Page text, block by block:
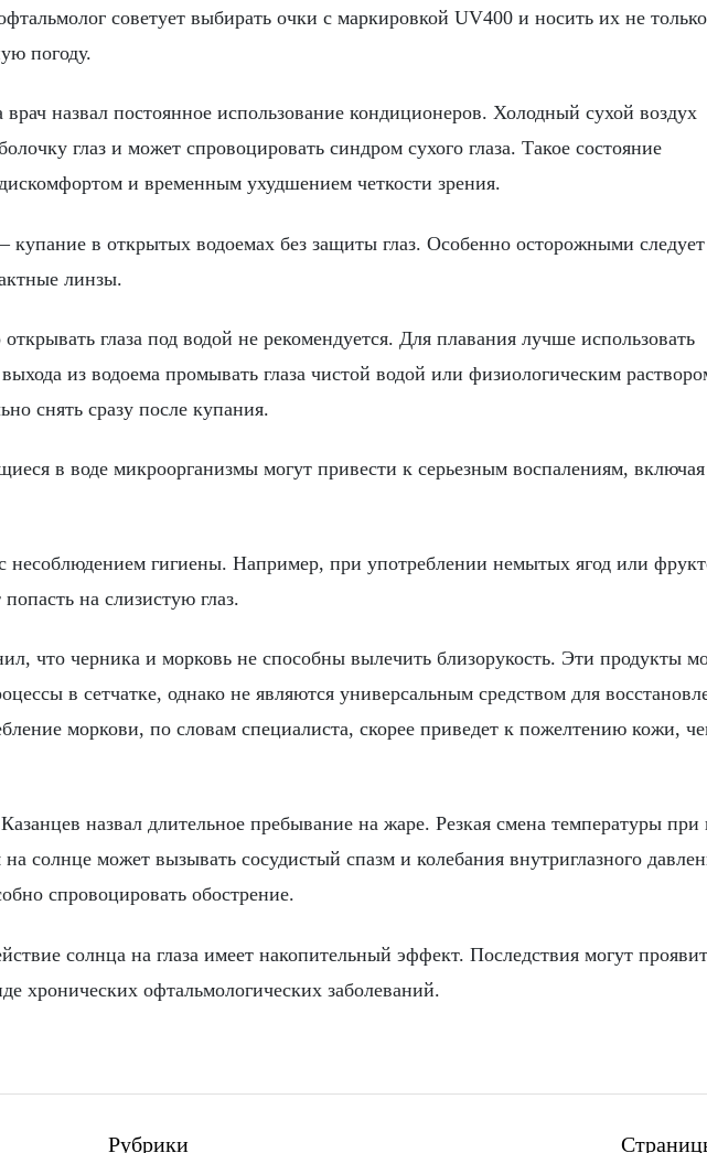
советует выбирать очки с маркировкой UV400 и носить их не
погоду.
назвал постоянное использование кондиционеров. Холодный сухой воздух
глаз и может спровоцировать синдром сухого глаза. Такое состояние
и временным ухудшением четкости зрения.
купание в открытых водоемах без защиты глаз. Особенно осторожными
линзы.
глаза под водой не рекомендуется. Для плавания лучше использовать
из водоема промывать глаза чистой водой или физиологическим
снять сразу после купания.
в воде микроорганизмы могут привести к серьезным воспалениям, включая
несоблюдением гигиены. Например, при употреблении немытых ягод или
на слизистую глаз.
что черника и морковь не способны вылечить близорукость. Эти продукты
в сетчатке, однако не являются универсальным средством для
моркови, по словам специалиста, скорее приведет к пожелтению кожи,
назвал длительное пребывание на жаре. Резкая смена температуры при
солнце может вызывать сосудистый спазм и колебания внутриглазного
спровоцировать обострение.
солнца на глаза имеет накопительный эффект. Последствия могут
хронических офтальмологических заболеваний.
Рубрики